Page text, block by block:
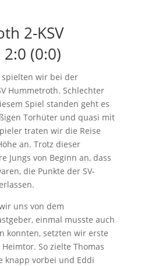
2-KSV
(0:0)
spielten wir bei der
Hummetroth. Schlechter
Spiel standen geht es
Torhüter und quasi mit
traten wir die Reise
an. Trotz dieser
Jungs von Beginn an, dass
die Punkte der SV-
uns von dem
einmal musste auch
konnten, setzten wir erste
So zielte Thomas
knapp vorbei und Eddi